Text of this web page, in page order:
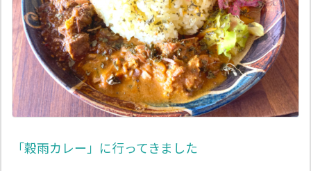
「穀雨カレー」に行ってきました